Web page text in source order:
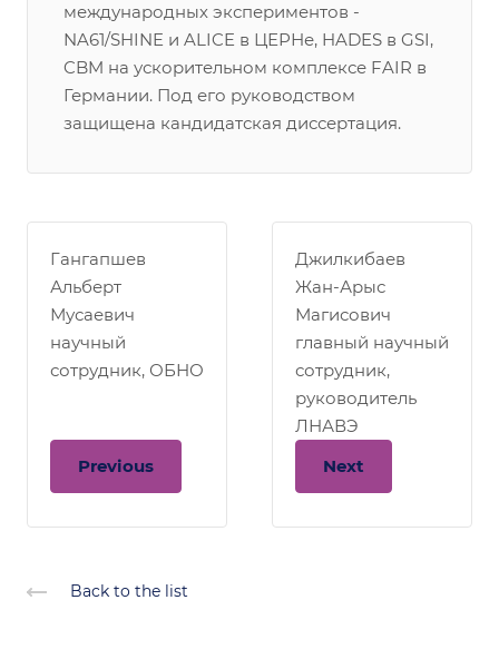
международных экспериментов -
NA61/SHINE и ALICE в ЦЕРНе, HADES в GSI,
CBM на ускорительном комплексе FAIR в
Германии. Под его руководством
защищена кандидатская диссертация.
Гангапшев
Альберт
Мусаевич
научный
сотрудник, ОБНО
Previous
Джилкибаев
Жан-Арыс
Магисович
главный научный
сотрудник,
руководитель
ЛНАВЭ
Next
Back to the list